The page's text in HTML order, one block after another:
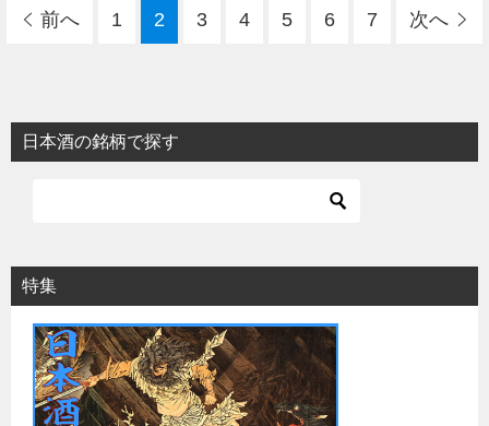
前へ 1 2 3 4 5 6 7 次へ
日本酒の銘柄で探す
特集